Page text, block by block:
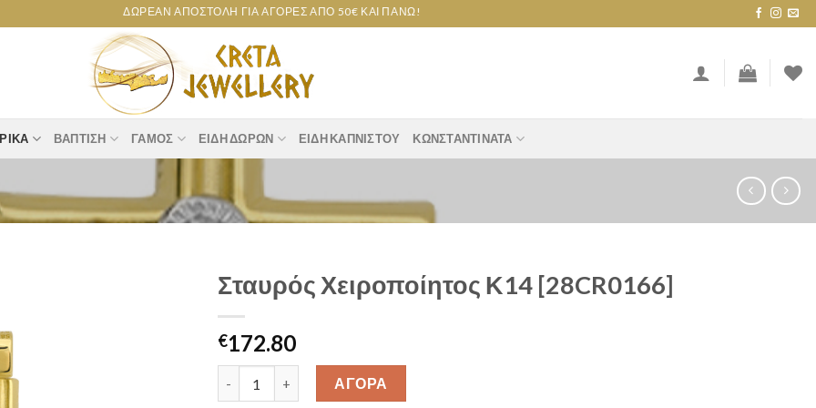
ΔΩΡΕΆΝ ΑΠΟΣΤΟΛΉ ΓΙΑ ΑΓΟΡΈΣ ΑΠΌ 50€ ΚΑΙ ΠΆΝΩ!
ΒΆΠΤΙΣΗ ΓΆΜΟΣ ΕΊΔΗ ΔΏΡΩΝ ΕΊΔΗ ΚΑΠΝΙΣΤΟΎ ΚΩΝΣΤΑΝΤΙΝΆΤΑ
Σταυρός Χειροποίητος Κ14 [28CR0166]
€172.80
Σταυρός Χειροποίητος Κ14 [28CR0166] quantity
ΑΓΟΡΑ